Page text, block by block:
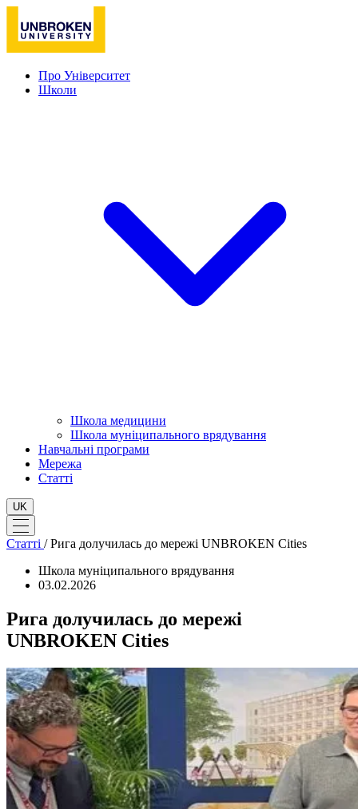
Про Університет
Школи
Школа медицини
Школа муніципального врядування
Навчальні програми
Мережа
Статті
UK
Статті / Рига долучилась до мережі UNBROKEN Cities
Школа муніципального врядування
03.02.2026
Рига долучилась до мережі
UNBROKEN Cities